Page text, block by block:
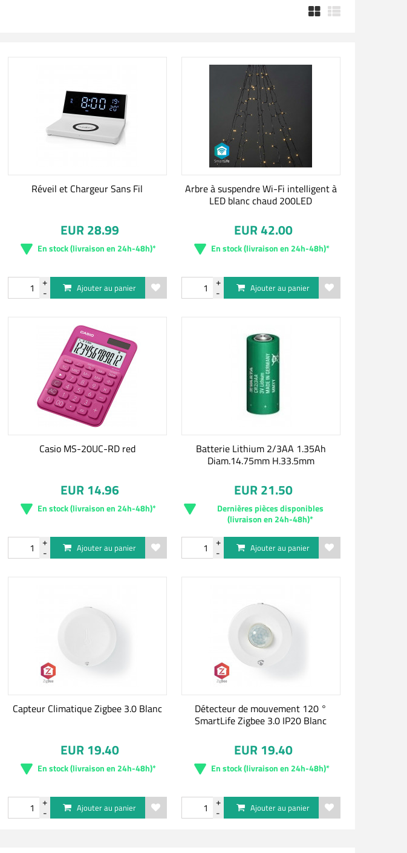
Réveil et Chargeur Sans Fil
EUR 28.99
En stock (livraison en 24h-48h)*
Ajouter au panier
Arbre à suspendre Wi-Fi intelligent à
LED blanc chaud 200LED
EUR 42.00
En stock (livraison en 24h-48h)*
Ajouter au panier
Casio MS-20UC-RD red
EUR 14.96
En stock (livraison en 24h-48h)*
Ajouter au panier
Batterie Lithium 2/3AA 1.35Ah
Diam.14.75mm H.33.5mm
EUR 21.50
Dernières pièces disponibles
(livraison en 24h-48h)*
Ajouter au panier
Capteur Climatique Zigbee 3.0 Blanc
EUR 19.40
En stock (livraison en 24h-48h)*
Ajouter au panier
Détecteur de mouvement 120 °
SmartLife Zigbee 3.0 IP20 Blanc
EUR 19.40
En stock (livraison en 24h-48h)*
Ajouter au panier